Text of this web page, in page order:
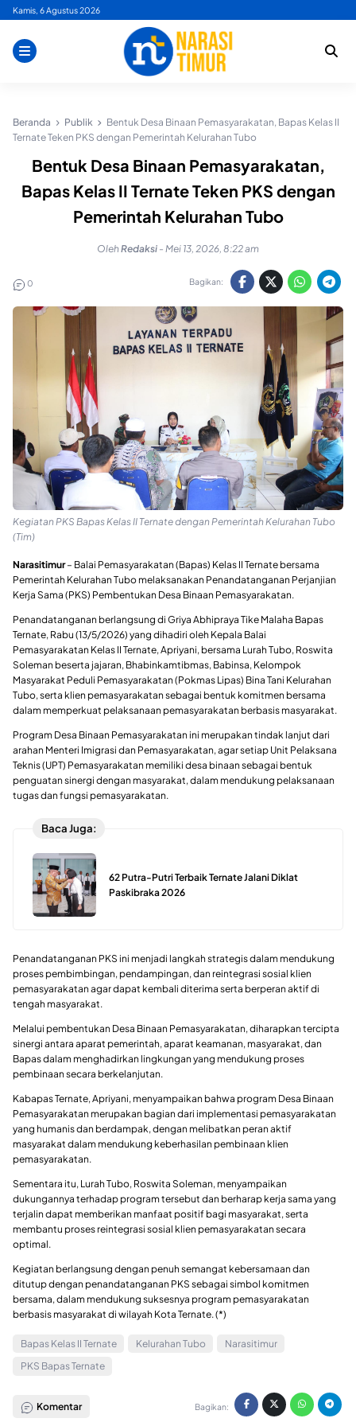
Skip
content
Kamis, 6 Agustus 2026
Beranda Publik
Bentuk Desa Binaan Pemasyarakatan, Bapas Kelas II
Ternate Teken PKS dengan Pemerintah Kelurahan Tubo
Bentuk Desa Binaan Pemasyarakatan,
Bapas Kelas II Ternate Teken PKS dengan
Pemerintah Kelurahan Tubo
OlehRedaksi - Mei 13, 2026, 8:22 am
0 Bagikan:
Kegiatan PKS Bapas Kelas II Ternate dengan Pemerintah Kelurahan Tubo
(Tim)
Narasitimur– Balai Pemasyarakatan (Bapas) Kelas II Ternate bersama
Pemerintah Kelurahan Tubo melaksanakan Penandatanganan Perjanjian
Kerja Sama (PKS) Pembentukan Desa Binaan Pemasyarakatan.
Penandatanganan berlangsung di Griya Abhipraya Tike Malaha Bapas
Ternate, Rabu (13/5/2026) yang dihadiri oleh Kepala Balai
Pemasyarakatan Kelas II Ternate, Apriyani, bersama Lurah Tubo, Roswita
Soleman beserta jajaran, Bhabinkamtibmas, Babinsa, Kelompok
Masyarakat Peduli Pemasyarakatan (Pokmas Lipas) Bina Tani Kelurahan
Tubo, serta klien pemasyarakatan sebagai bentuk komitmen bersama
dalam memperkuat pelaksanaan pemasyarakatan berbasis masyarakat.
Program Desa Binaan Pemasyarakatan ini merupakan tindak lanjut dari
arahan Menteri Imigrasi dan Pemasyarakatan, agar setiap Unit Pelaksana
Teknis (UPT) Pemasyarakatan memiliki desa binaan sebagai bentuk
penguatan sinergi dengan masyarakat, dalam mendukung pelaksanaan
tugas dan fungsi pemasyarakatan.
Baca Juga:
62 Putra-Putri Terbaik Ternate Jalani Diklat
Paskibraka 2026
Penandatanganan PKS ini menjadi langkah strategis dalam mendukung
proses pembimbingan, pendampingan, dan reintegrasi sosial klien
pemasyarakatan agar dapat kembali diterima serta berperan aktif di
tengah masyarakat.
Melalui pembentukan Desa Binaan Pemasyarakatan, diharapkan tercipta
sinergi antara aparat pemerintah, aparat keamanan, masyarakat, dan
Bapas dalam menghadirkan lingkungan yang mendukung proses
pembinaan secara berkelanjutan.
Kabapas Ternate, Apriyani, menyampaikan bahwa program Desa Binaan
Pemasyarakatan merupakan bagian dari implementasi pemasyarakatan
yang humanis dan berdampak, dengan melibatkan peran aktif
masyarakat dalam mendukung keberhasilan pembinaan klien
pemasyarakatan.
Sementara itu, Lurah Tubo, Roswita Soleman, menyampaikan
dukungannya terhadap program tersebut dan berharap kerja sama yang
terjalin dapat memberikan manfaat positif bagi masyarakat, serta
membantu proses reintegrasi sosial klien pemasyarakatan secara
optimal.
Kegiatan berlangsung dengan penuh semangat kebersamaan dan
ditutup dengan penandatanganan PKS sebagai simbol komitmen
bersama, dalam mendukung suksesnya program pemasyarakatan
berbasis masyarakat di wilayah Kota Ternate. (*)
Bapas Kelas II Ternate Kelurahan Tubo
Narasitimur
PKS Bapas Ternate
Komentar Bagikan: